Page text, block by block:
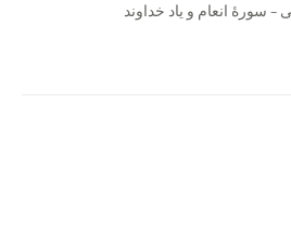
سورهٔ انعام و یاد خداوند